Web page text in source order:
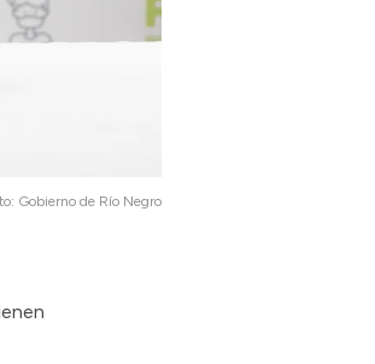
Gobierno de Río Negro